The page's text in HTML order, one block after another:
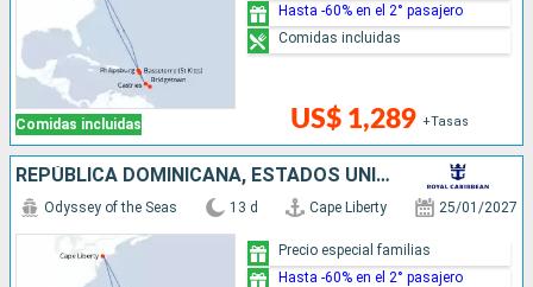
Comidas incluidas US$ 1,289 +Tasas
Hasta -60% en el 2° pasajero
Comidas incluidas
REPÚBLICA DOMINICANA, ESTADOS UNIDOS, ANTIGUA Y BARBUDA, SANTA LUCIA, SAN MARTÍN
Odyssey of the Seas 13 d Cape Liberty 25/01/2027
Precio especial familias
Hasta -60% en el 2° pasajero